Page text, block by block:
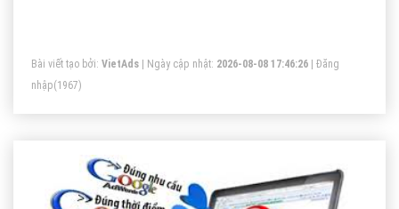
Bài viết tạo bởi: VietAds | Ngày cập nhật: 2026-08-08 17:46:26
Đăng
nhập(1967)